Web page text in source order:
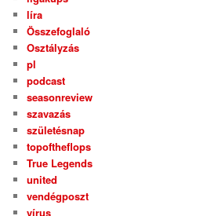
líra
Összefoglaló
Osztályzás
pl
podcast
seasonreview
szavazás
születésnap
topoftheflops
True Legends
united
vendégposzt
vírus